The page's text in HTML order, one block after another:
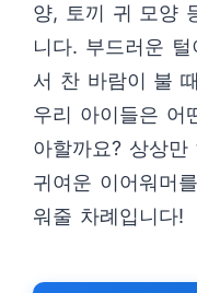
양, 토끼 귀 모양
니다. 부드러운
서 찬 바람이 불
우리 아이들은 어
아할까요? 상상
귀여운 이어워머
워줄 차례입니다!